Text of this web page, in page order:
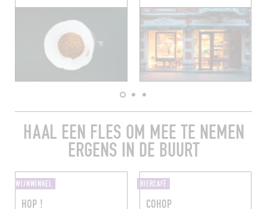
HAAL EEN FLES OM MEE TE NEMEN
ERGENS IN DE BUURT
WIJNWINKEL
HOP !
BIERCAFÉ
COHOP